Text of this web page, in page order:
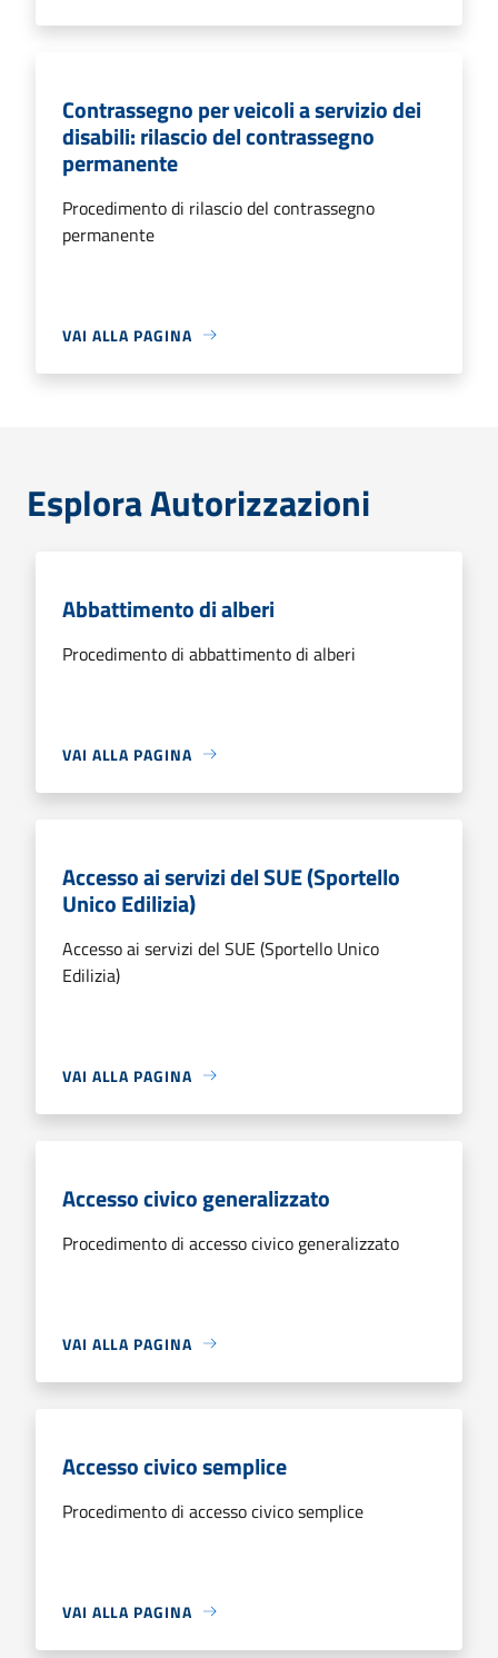
Contrassegno per veicoli a servizio dei
disabili: rilascio del contrassegno
permanente
Procedimento di rilascio del contrassegno
permanente
VAI ALLA PAGINA
Esplora Autorizzazioni
Abbattimento di alberi
Procedimento di abbattimento di alberi
VAI ALLA PAGINA
Accesso ai servizi del SUE (Sportello
Unico Edilizia)
Accesso ai servizi del SUE (Sportello Unico
Edilizia)
VAI ALLA PAGINA
Accesso civico generalizzato
Procedimento di accesso civico generalizzato
VAI ALLA PAGINA
Accesso civico semplice
Procedimento di accesso civico semplice
VAI ALLA PAGINA